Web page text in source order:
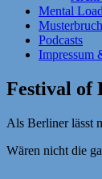
Mental
Podcasts
Impressum
Festival of
Als Berliner lässt
Wären nicht die